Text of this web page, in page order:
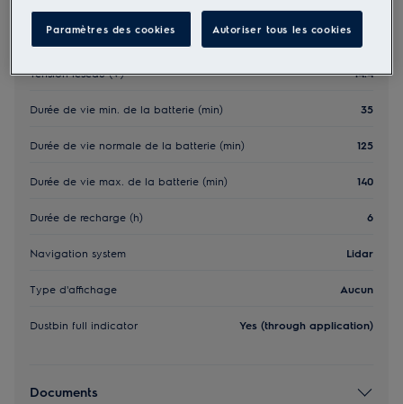
Information importante
Tension réseau (V) 14.4
Durée de vie min. de la batterie (min) 35
Durée de vie normale de la batterie (min) 125
Durée de vie max. de la batterie (min) 140
Durée de recharge (h) 6
Navigation system Lidar
Type d'affichage Aucun
Dustbin full indicator Yes (through application)
Documents
Paramètres des cookies Autoriser tous les cookies